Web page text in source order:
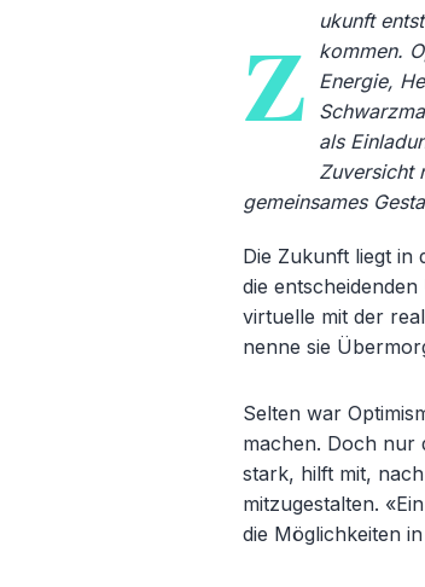
Z
ukunft
kommen.
Energie,
als
Zuversicht
gemeinsames
Die Zukunft liegt in
die
virtuelle mit der
nenne sie
Selten war
machen. Doch nur
stark, hilft mit,
mitzugestalten. «
die Möglichkeiten